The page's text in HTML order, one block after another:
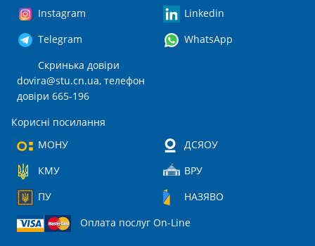
Instagram
Linkedin
Telegram
WhatsApp
Скринька довіри
dovira@stu.cn.ua, телефон
довіри 665-196
Корисні посилання
МОНУ
ДСЯОУ
КМУ
ВРУ
ПУ
НАЗЯВО
Оплата послуг On-Line